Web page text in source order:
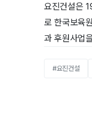
요진건설은
로 한국보육
과 후원사업
#요진건설